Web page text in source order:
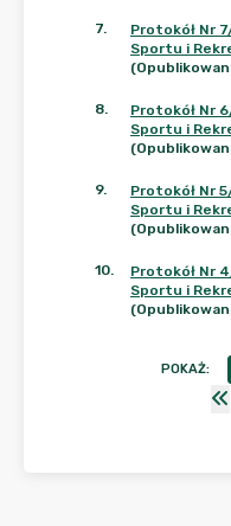
7.
Protokół Nr
Sportu i
8.
Protokół Nr
Sportu i
9.
Protokół Nr
Sportu i
10.
Protokół Nr
Sportu i
POKAŻ: